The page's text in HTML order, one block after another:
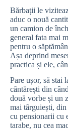
Bărbații le
aduc o nouă
un camion de
general fata mai
pentru o
Așa deprind
practica și ele,
Pare ușor, să stai
cântărești din
două vorbe și un
mai târguiești,
cu pensionarii cu
tarabe, nu cea